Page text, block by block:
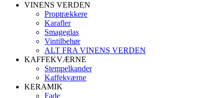
VINENS VERDEN
Proptrækkere
Karafler
Smageglas
Vintilbehør
ALT FRA VINENS VERDEN
KAFFEKVÆRNE
Stempelkander
Kaffekværne
KERAMIK
Fade